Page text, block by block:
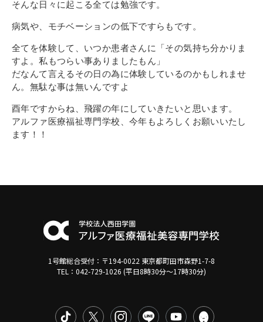
そんな日々に起こる全ては勉強です。
病気や、モチベーションの低下ですらもです。
全てを体験して、いつか患者さんに「その気持ち分かりま
すよ。私もつらい事ありましたもん」
だなんて言えるその日の為に体験しているのかもしれませ
ん。無駄な事は無いんですよ
酉年ですからね、飛躍の年にしていきたいと思います。
アルファ医療福祉専門学校、今年もよろしくお願いいたし
ます！！
1号館総合受付：〒194-0022 東京都町田市森野1-7-8
TEL：042-729-1026 (平日8時30分〜17時30分)